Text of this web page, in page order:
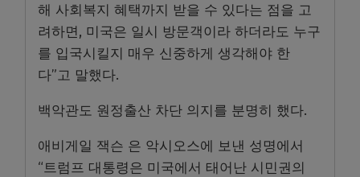
해 사회복지 혜택까지 받을 수 있다는 점을 고
려하면, 미국은 일시 방문객이라 하더라도 누구
를 입국시킬지 매우 신중하게 생각해야 한
다”고 말했다.
백악관도 원정출산 차단 의지를 분명히 했다.
애비게일 잭슨 은 악시오스에 보낸 성명에서
“트럼프 대통령은 미국에서 태어난 시민권의